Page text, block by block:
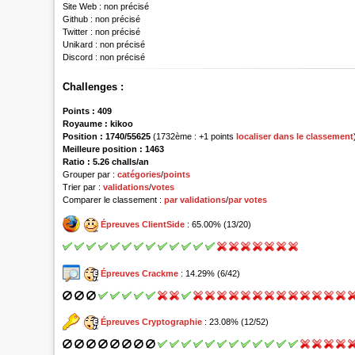
Site Web : non précisé
Github : non précisé
Twitter : non précisé
Unikard : non précisé
Discord : non précisé
Challenges :
Points : 409
Royaume : kikoo
Position : 1740/55625(1732ème : +1 pointslocaliser dans le classement
Meilleure position : 1463
Ratio : 5.26 challs/an
Grouper par :catégories/points
Trier par :validations/votes
Comparer le classement :par validations/par votes
Épreuves ClientSide : 65.00% (13/20)
Épreuves Crackme : 14.29% (6/42)
Épreuves Cryptographie : 23.08% (12/52)